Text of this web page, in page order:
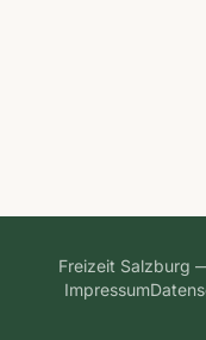
Freizeit Salzburg
Impressum